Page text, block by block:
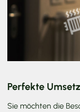
Perfekte
Sie möchten die